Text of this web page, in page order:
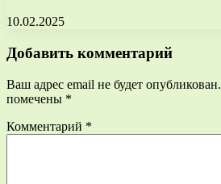
10.02.2025
Добавить комментарий
Ваш адрес email не будет опубликован.
помечены *
Комментарий *